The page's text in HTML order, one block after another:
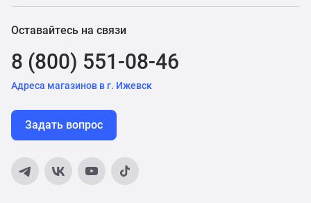
Оставайтесь на связи
8 (800) 551-08-46
Адреса магазинов в г. Ижевск
Задать вопрос